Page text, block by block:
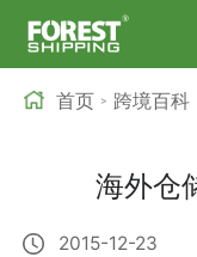
首页 > 跨境百科
海外仓
2015-12-23